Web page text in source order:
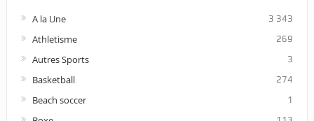
A la Une 3 343
Athletisme 269
Autres Sports 3
Basketball 274
Beach soccer 1